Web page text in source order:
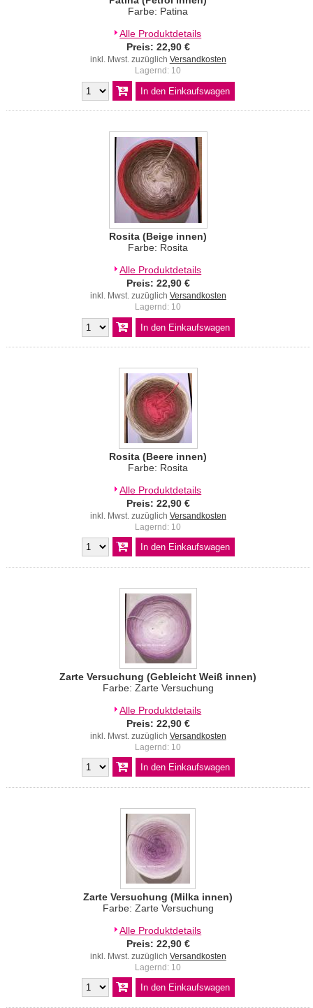
Farbe: Patina
Alle Produktdetails
Preis: 22,90 €
inkl. Mwst. zuzüglich Versandkosten
Lagernd: 10
Rosita (Beige innen)
Farbe: Rosita
Alle Produktdetails
Preis: 22,90 €
inkl. Mwst. zuzüglich Versandkosten
Lagernd: 10
Rosita (Beere innen)
Farbe: Rosita
Alle Produktdetails
Preis: 22,90 €
inkl. Mwst. zuzüglich Versandkosten
Lagernd: 10
Zarte Versuchung (Gebleicht Weiß innen)
Farbe: Zarte Versuchung
Alle Produktdetails
Preis: 22,90 €
inkl. Mwst. zuzüglich Versandkosten
Lagernd: 10
Zarte Versuchung (Milka innen)
Farbe: Zarte Versuchung
Alle Produktdetails
Preis: 22,90 €
inkl. Mwst. zuzüglich Versandkosten
Lagernd: 10